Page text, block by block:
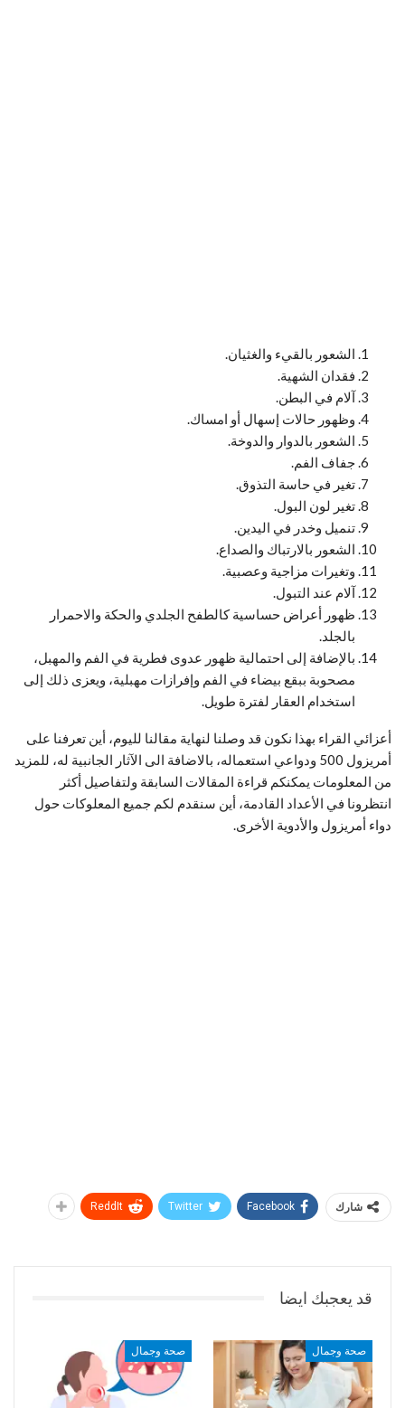
الشعور بالقيء والغثيان.
فقدان الشهية.
آلام في البطن.
وظهور حالات إسهال أو امساك.
الشعور بالدوار والدوخة.
جفاف الفم.
تغير في حاسة التذوق.
تغير لون البول.
تنميل وخدر في اليدين.
الشعور بالارتباك والصداع.
وتغيرات مزاجية وعصبية.
آلام عند التبول.
ظهور أعراض حساسية كالطفح الجلدي والحكة والاحمرار
بالجلد.
بالإضافة إلى احتمالية ظهور عدوى فطرية في الفم والمهبل،
مصحوبة ببقع بيضاء في الفم وإفرازات مهبلية، ويعزى ذلك إلى
استخدام العقار لفترة طويل.
أعزائي القراء بهذا نكون قد وصلنا لنهاية مقالنا لليوم، أين تعرفنا على
أمريزول 500 ودواعي استعماله، بالاضافة الى الآثار الجانبية له، للمزيد
من المعلومات يمكنكم قراءة المقالات السابقة ولتفاصيل أكثر
انتظرونا في الأعداد القادمة، أين سنقدم لكم جميع المعلوكات حول
دواء أمريزول والأدوية الأخرى.
شارك Facebook
Twitter
ReddIt
قد يعجبك ايضا
صحة وجمال صحة وجمال